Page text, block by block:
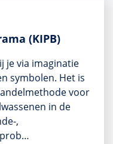
(KIPB)
je via imaginatie
symbolen. Het is
voor
in de
,